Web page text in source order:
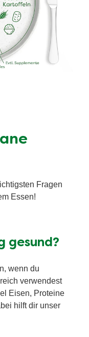
Fragen
Essen!
gesund?
wenn du
verwendest
Eisen, Proteine
hilft dir unser